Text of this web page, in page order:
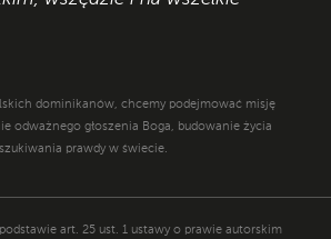
dominikanów, chcemy podejmować misję
odważnego głoszenia Boga, budowanie życia
prawdy w świecie.
art. 25 ust. 1 ustawy o prawie autorskim